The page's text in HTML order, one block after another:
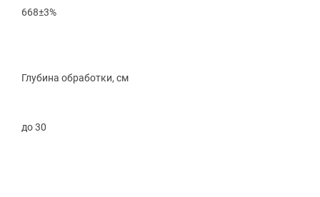
668±3%
Глубина обработки, см
до 30